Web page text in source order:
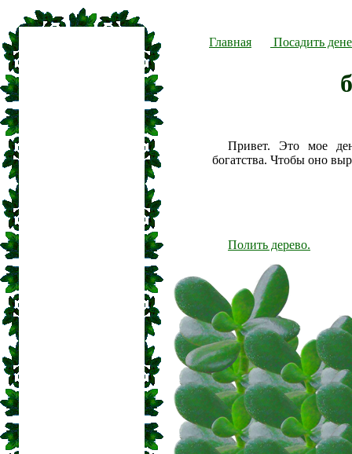
Главная Посадить
Привет. Это мое
богатства. Чтобы оно
Полить дерево.